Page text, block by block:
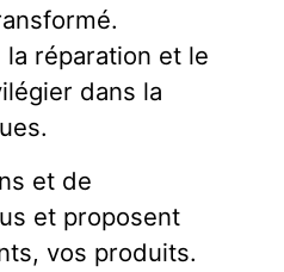
réparation et le
dans la
et de
et proposent
vos produits.